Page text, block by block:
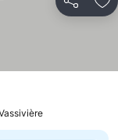
Partager
les prix